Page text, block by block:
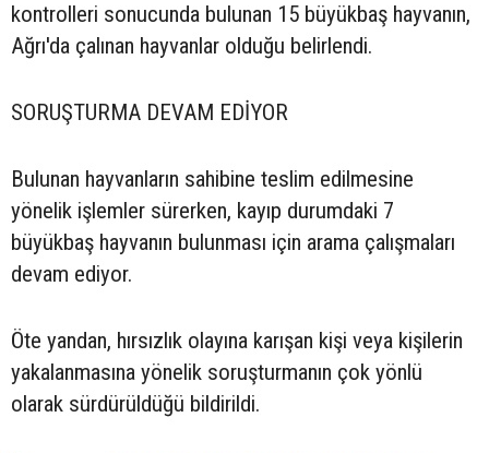
kontrolleri sonucunda bulunan 15 büyükbaş hayvanın,
Ağrı'da çalınan hayvanlar olduğu belirlendi.
SORUŞTURMA DEVAM EDİYOR
Bulunan hayvanların sahibine teslim edilmesine
yönelik işlemler sürerken, kayıp durumdaki 7
büyükbaş hayvanın bulunması için arama çalışmaları
devam ediyor.
Öte yandan, hırsızlık olayına karışan kişi veya kişilerin
yakalanmasına yönelik soruşturmanın çok yönlü
olarak sürdürüldüğü bildirildi.